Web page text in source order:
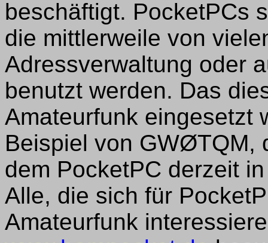
beschäftigt. PocketPCs
die mittlerweile von
Adressverwaltung oder
benutzt werden. Das
Amateurfunk eingesetzt
Beispiel von GWØTQM,
dem PocketPC derzeit
Alle, die sich für
Amateurfunk